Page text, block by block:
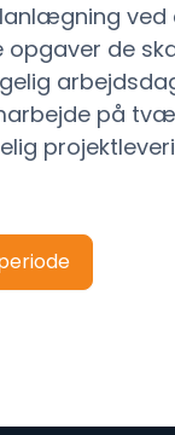
de
på